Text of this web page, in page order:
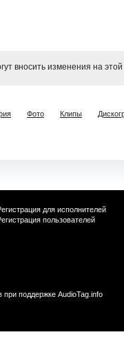
вносить изменения на
Фото Клипы
для исполнителей
пользователей
при поддержке AudioTag.info